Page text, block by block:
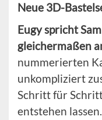
Neue 3D-
Eugy spricht
gleichermaßen
nummerierten
unkompliziert
Schritt für
entstehen